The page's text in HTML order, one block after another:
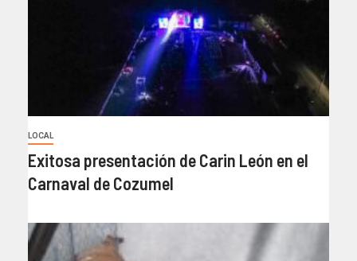
LOCAL
Exitosa presentación de Carin León en el
Carnaval de Cozumel